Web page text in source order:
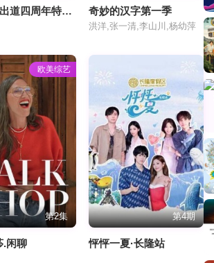
ENONE出道四周年特别专场全记录 奇妙的汉字第一季
洪洋,张一清,李山川,杨幼萍
欧美综艺
第2集
.闲聊
第4期
怦怦一夏·长隆站